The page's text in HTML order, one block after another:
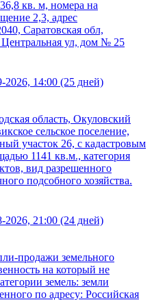
кв. м, номера на
2,3, адрес
Саратовская обл,
ул, дом № 25
2026, 14:00 (25 дней)
область, Окуловский
сельское поселение,
участок 26, с кадастровым
1141 кв.м., категория
вид разрешенного
подсобного хозяйства.
2026, 21:00 (24 дней)
продажи земельного
на который не
земель: земли
по адресу: Российская